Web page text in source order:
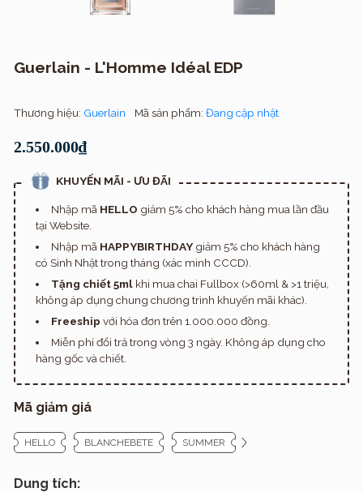
Guerlain - L'Homme Idéal EDP
Thương hiệu: Guerlain Mã sản phẩm: Đang cập nhật
2.550.000₫
KHUYẾN MÃI - ƯU ĐÃI
Nhập mã HELLO giảm 5% cho khách hàng mua lần đầu
tại Website.
Nhập mã HAPPYBIRTHDAYgiảm 5% cho khách hàng
có Sinh Nhật trong tháng (xác minh CCCD).
Tặng chiết 5mlkhi mua chai Fullbox (>60ml & >1 triệu,
không áp dụng chung chương trình khuyến mãi khác).
Freeship với hóa đơn trên 1.000.000 đồng.
Miễn phí đổi trả trong vòng 3 ngày. Không áp dụng cho
hàng gốc và chiết.
Mã giảm giá
HELLO BLANCHEBETE SUMMER
Dung tích: